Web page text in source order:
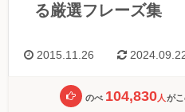
る厳選フレーズ集
2015.11.26
のべ 104,830人 が